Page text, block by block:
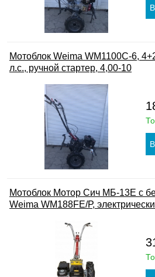
Мотоблок Weima WM1100С-6,
л.с., ручной стартер, 4,00-10
Мотоблок Мотор Сич МБ-13Е с
Weima WM188FЕ/Р,